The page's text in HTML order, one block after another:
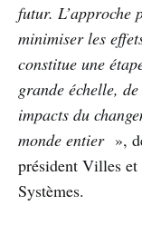
futur. L’approche
minimiser les
constitue une
grande échelle,
impacts du
monde entier »,
président Villes et
Systèmes.